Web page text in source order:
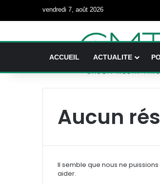
vendredi 7, août 2026
ACCUEIL ACTUALITE
Aucun
Il semble que nous ne
aider.